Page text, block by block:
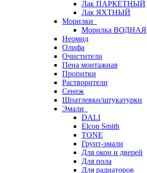
Лак ПАРКЕТНЫЙ
Лак ЯХТНЫЙ
Морилки
Морилка ВОДНАЯ
Неомид
Олифа
Очистители
Пена монтажная
Пропитки
Растворители
Сенеж
Шпатлевки/штукатурки
Эмали
DALI
Elcon Smith
TONE
Грунт-эмали
Для окон и дверей
Для пола
Для радиаторов